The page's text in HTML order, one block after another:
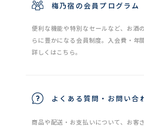
梅乃宿の会員プログラム
便利な機能や特別なセールなど、お酒
らに豊かになる会員制度。入会費・年
詳しくはこちら。
よくある質問・お問い合
商品や配送・お支払いについて、お客